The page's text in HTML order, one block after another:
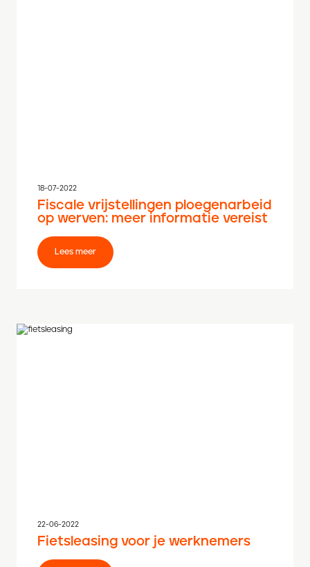
18-07-2022
Fiscale vrijstellingen ploegenarbeid
op werven: meer informatie vereist
Lees meer
22-06-2022
Fietsleasing voor je werknemers